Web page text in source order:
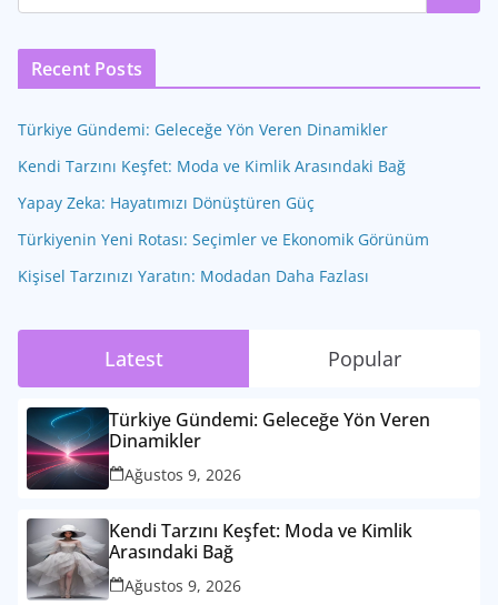
Recent Posts
Türkiye Gündemi: Geleceğe Yön Veren Dinamikler
Kendi Tarzını Keşfet: Moda ve Kimlik Arasındaki Bağ
Yapay Zeka: Hayatımızı Dönüştüren Güç
Türkiyenin Yeni Rotası: Seçimler ve Ekonomik Görünüm
Kişisel Tarzınızı Yaratın: Modadan Daha Fazlası
Latest Popular
Türkiye Gündemi: Geleceğe Yön Veren
Dinamikler
Ağustos 9, 2026
Kendi Tarzını Keşfet: Moda ve Kimlik
Arasındaki Bağ
Ağustos 9, 2026